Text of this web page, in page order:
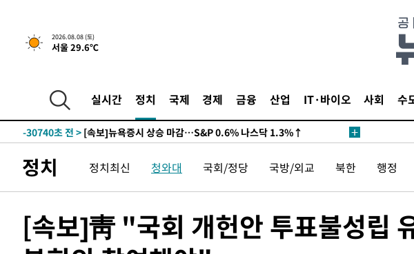
2026.08.08 (토)
서울 29.6℃
실시간 정치 국제 경제 금융 산업 IT·바이오 사회 수
-30740초 전 > [속보]뉴욕증시 상승 마감…S&P 0.6% 나스닥 1.3%↑
정치 정치최신 청와대 국회/정당 국방/외교 북한 행정
[속보]靑 "국회 개헌안 투표불성립